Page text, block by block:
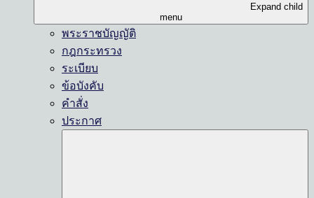
Expand child
menu
พระราชบัญญัติ
กฎกระทรวง
ระเบียบ
ข้อบังคับ
คำสั่ง
ประกาศ